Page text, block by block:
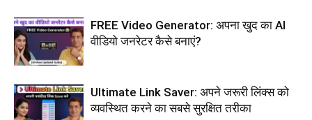
FREE Video Generator: अपना खुद का AI
वीडियो जनरेटर कैसे बनाएं?
Ultimate Link Saver: अपने जरूरी लिंक्स को
व्यवस्थित करने का सबसे सुरक्षित तरीका